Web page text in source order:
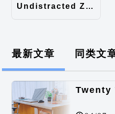
Undistracted Zen主题汉化包
最新文章 同类文